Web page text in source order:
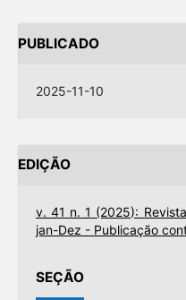
PUBLICADO
2025-11-10
EDIÇÃO
v. 41 n. 1 (2025):
jan-Dez - Publicação
SEÇÃO